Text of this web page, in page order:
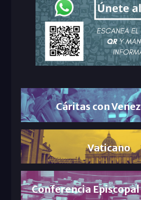
Cáritas con
Vaticano
Conferencia